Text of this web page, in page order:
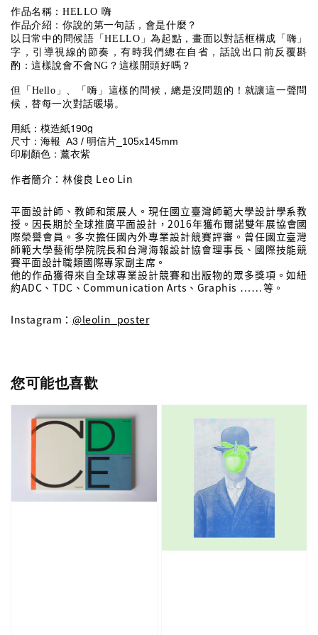
作品名稱：HELLO 嗨
作品介紹：你說的第一句話，會是什麼？
以日常中的問候語「HELLO」為起點，畫面以對話框構成「嗨」
字，引導視線的節奏，有時我們總在自省，話說出口前反覆斟
酌：這樣說會不會NG？這樣開頭好嗎？
但「Hello」、「嗨」這樣的問候，總是沒問題的！就讓這一聲問
候，替每一次對話暖場。
用紙：模造紙190g
尺寸： 海報_A3 / 明信片_ 105x145mm
印刷顏色：薰衣紫
作者簡介：林俊良 Leo Lin
平面設計師、教師和策展人。現任國立臺灣師範大學設計學系教
授。因長期於全球推廣平面設計，2016年獲布爾諾雙年展協會國
際榮譽會員。多次擔任國內外專業設計競賽評審。曾任國立臺灣
師範大學藝術學院院長和台灣海報設計協會理事長、國際技能競
賽平面設計職類國際專家副主席。
他的作品獲得來自全球專業設計競賽和出版物的眾多獎項。如紐
約ADC、TDC、Communication Arts、Graphis ⋯⋯等。
Instagram： @leolin_poster
您可能也喜歡